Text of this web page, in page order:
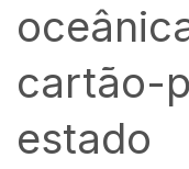
cartão-
estado